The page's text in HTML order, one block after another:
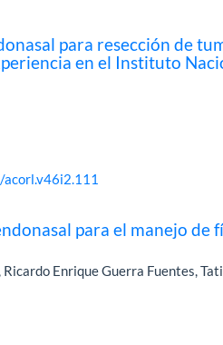
para resección de
en el Instituto
para el manejo
Enrique Guerra Fuentes,